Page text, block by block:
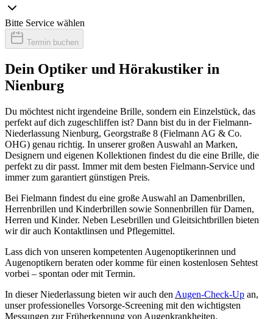
Bitte Service wählen
Termin buchen
Dein Optiker und Hörakustiker in
Nienburg
Du möchtest nicht irgendeine Brille, sondern ein Einzelstück, das
perfekt auf dich zugeschliffen ist? Dann bist du in der Fielmann-
Niederlassung Nienburg, Georgstraße 8 (Fielmann AG & Co.
OHG) genau richtig. In unserer großen Auswahl an Marken,
Designern und eigenen Kollektionen findest du die eine Brille, die
perfekt zu dir passt. Immer mit dem besten Fielmann-Service und
immer zum garantiert günstigen Preis.
Bei Fielmann findest du eine große Auswahl an Damenbrillen,
Herrenbrillen und Kinderbrillen sowie Sonnenbrillen für Damen,
Herren und Kinder. Neben Lesebrillen und Gleitsichtbrillen bieten
wir dir auch Kontaktlinsen und Pflegemittel.
Lass dich von unseren kompetenten Augenoptikerinnen und
Augenoptikern beraten oder komme für einen kostenlosen Sehtest
vorbei – spontan oder mit Termin.
In dieser Niederlassung bieten wir auch den Augen-Check-Up an,
unser professionelles Vorsorge-Screening mit den wichtigsten
Messungen zur Früherkennung von Augenkrankheiten.